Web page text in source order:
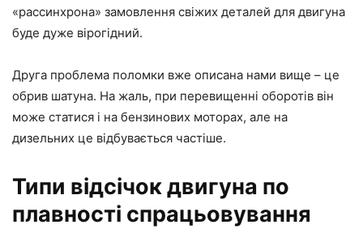
«рассинхрона» замовлення свіжих деталей для двигуна
буде дуже вірогідний.
Друга проблема поломки вже описана нами вище – це
обрив шатуна. На жаль, при перевищенні оборотів він
може статися і на бензинових моторах, але на
дизельних це відбувається частіше.
Типи відсічок двигуна по
плавності спрацьовування